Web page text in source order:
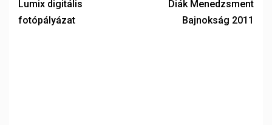
Lumix digitális
fotópályázat
Diák Menedzsment
Bajnokság 2011